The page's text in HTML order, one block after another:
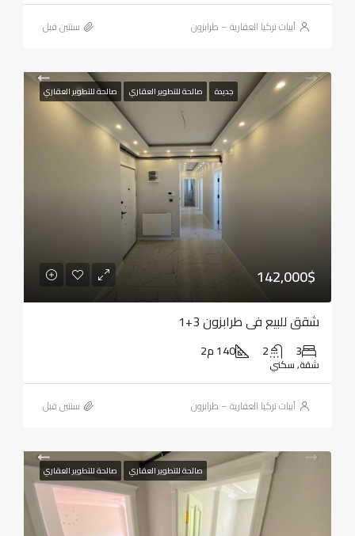
أبيات تركيا العقارية – طرابزون ‏سنتين قبل
جديدة صالحة للتطوير العقاري صالحة للتطوير العقاري
142,000$
شقق للبيع في طرابزون 3+1
3
2 140 م2
شقة, سكني
أبيات تركيا العقارية – طرابزون ‏سنتين قبل
صالحة للتطوير العقاري صالحة للتطوير العقاري